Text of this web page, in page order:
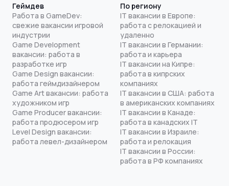
Геймдев
Работа в GameDev:
свежие вакансии игровой
индустрии
Game Development
вакансии: работа в
разработке игр
Game Design вакансии:
работа геймдизайнером
Game Art вакансии: работа
художником игр
Game Producer вакансии:
работа продюсером игр
Level Design вакансии:
работа левел-дизайнером
По региону
IT вакансии в Европе:
работа с релокацией и
удаленно
IT вакансии в Германии:
работа и карьера
IT вакансии на Кипре:
работа в кипрских
компаниях
IT вакансии в США: работа
в американских компаниях
IT вакансии в Канаде:
работа в канадских IT
IT вакансии в Израиле:
работа и релокация
IT вакансии в России:
работа в РФ компаниях